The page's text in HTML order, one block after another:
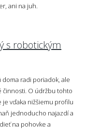
ani na juh.
s robotickým
radi poriadok, ale
O údržbu tohto
je vďaka nižšiemu profilu
jednoducho najazdí a
na pohovke a